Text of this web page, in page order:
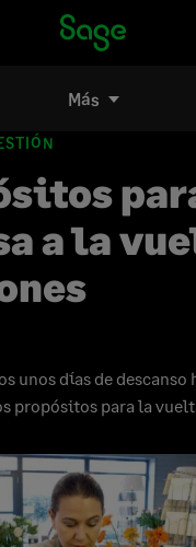
Más
a la
unos días de descanso
propósitos para la